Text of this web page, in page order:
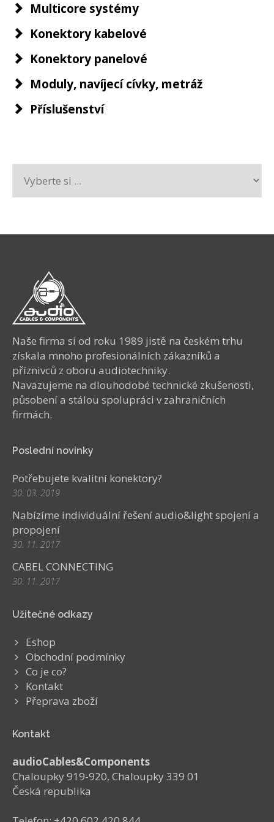
Multicore systémy
Konektory kabelové
Konektory panelové
Moduly, navíjecí cívky, metráž
Příslušenství
Naše firma si od roku 1989 jistě na českém trhu
získala mnoho profesionálních zákazníků a
příznivců z oboru audiotechniky.
Navazujeme na dlouhodobé technické zkušenosti,
působení a stálou spolupráci v zahraničních
firmách.
Poslední novinky
Potřebujete kvalitní konektory?
30. 03. 2019
Nabízíme individuální řešení audio&light spojení a
propojení
30. 11. 2017
CABEL CONNECTING
30. 11. 2017
Užitečné odkazy
Eshop
Obchodní podmínky
Co je co?
Kontakt
Přeprava zboží
Kontakt
audioCables&Components
Chaloupky 919-920, Chaloupky 339 01
Česká republika